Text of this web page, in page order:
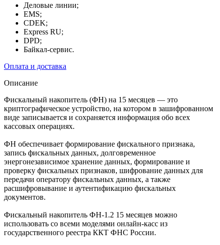
Деловые линии;
EMS;
CDEK;
Express RU;
DPD;
Байкал-сервис.
Оплата и доставка
Описание
Фискальный накопитель (ФН) на 15 месяцев — это
криптографическое устройство, на котором в зашифрованном
виде записывается и сохраняется информация обо всех
кассовых операциях.
ФН обеспечивает формирование фискального признака,
запись фискальных данных, долговременное
энергонезависимое хранение данных, формирование и
проверку фискальных признаков, шифрование данных для
передачи оператору фискальных данных, а также
расшифровывание и аутентификацию фискальных
документов.
Фискальный накопитель ФН-1.2 15 месяцев можно
использовать со всеми моделями онлайн-касс из
государственного реестра ККТ ФНС России.